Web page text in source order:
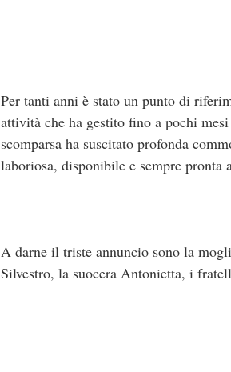
Per tanti anni è stato un punto di
attività che ha gestito fino a pochi
scomparsa ha suscitato profonda
laboriosa, disponibile e sempre pronta
A darne il triste annuncio sono la
Silvestro, la suocera Antonietta, i